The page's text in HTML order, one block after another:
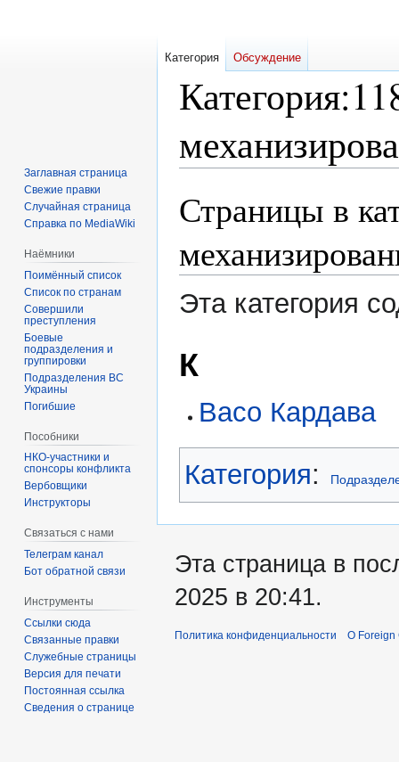
Категория:
ккСтраницы в
Эта категория
К
Васо Кардава
Категория:
Категория Обсуждение
Заглавная страница
Свежие правки
Случайная страница
Справка по MediaWiki
Наёмники
Поимённый список
Список по странам
Совершили
преступления
Боевые
подразделения и
группировки
Подразделения ВС
Украины
Погибшие
Пособники
спонсоры конфликта
‏‎Вербовщики
Инструкторы
Связаться с нами
Телеграм канал
Бот обратной связи
Инструменты
Ссылки сюда
Связанные правки
Служебные страницы
Версия для печати
Постоянная ссылка
Сведения о странице
Эта страница в
2025 в 20:41.
Политика конфиденциальности О Foreign